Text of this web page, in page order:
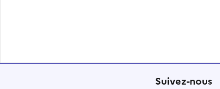
Suivez-nous